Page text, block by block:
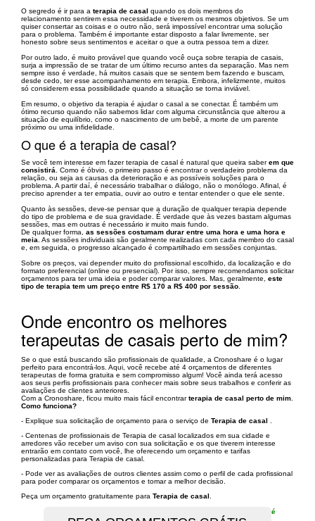
O segredo é ir para a terapia de casal quando os dois membros do
relacionamento sentirem essa necessidade e tiverem os mesmos objetivos. Se um
quiser consertar as coisas e o outro não, será impossível encontrar uma solução
para o problema. Também é importante estar disposto a falar livremente, ser
honesto sobre seus sentimentos e aceitar o que a outra pessoa tem a dizer.
Por outro lado, é muito provável que quando você ouça sobre terapia de casais,
surja a impressão de se tratar de um último recurso antes da separação. Mas nem
sempre isso é verdade, há muitos casais que se sentem bem fazendo e buscam,
desde cedo, ter esse acompanhamento em terapia. Embora, infelizmente, muitos
só considerem essa possibilidade quando a situação se torna inviável.
Em resumo, o objetivo da terapia é ajudar o casal a se conectar. É também um
ótimo recurso quando não sabemos lidar com alguma circunstância que alterou a
situação de equilíbrio, como o nascimento de um bebê, a morte de um parente
próximo ou uma infidelidade.
O que é a terapia de casal?
Se você tem interesse em fazer terapia de casal é natural que queira saberem que
consistirá . Como é óbvio, o primeiro passo é encontrar o verdadeiro problema da
relação, ou seja as causas da deterioração e as possíveis soluções para o
problema. A partir daí, é necessário trabalhar o diálogo, não o monólogo. Afinal, é
preciso aprender a ter empatia, ouvir ao outro e tentar entender o que ele sente.
Quanto às sessões, deve-se pensar que a duração de qualquer terapia depende
do tipo de problema e de sua gravidade. É verdade que às vezes bastam algumas
sessões, mas em outras é necessário ir muito mais fundo.
De qualquer forma, as sessões costumam durar entre uma hora e uma hora e
meia . As sessões individuais são geralmente realizadas com cada membro do casal
e, em seguida, o progresso alcançado é compartilhado em sessões conjuntas.
Sobre os preços, vai depender muito do profissional escolhido, da localização e do
formato preferencial (online ou presencial). Por isso, sempre recomendamos solicitar
orçamentos para ter uma ideia e poder comparar valores. Mas, geralmente, este
tipo de terapia tem um preço entre R$ 170 a R$ 400 por sessão
Onde encontro os melhores
terapeutas de casais perto de mim?
Se o que está buscando são profissionais de qualidade, a Cronoshare é o lugar
perfeito para encontrá-los. Aqui, você recebe até 4 orçamentos de diferentes
terapeutas de forma gratuita e sem compromisso algum! Você ainda terá acesso
aos seus perfis profissionais para conhecer mais sobre seus trabalhos e conferir as
avaliações de clientes anteriores.
Com a Cronoshare, ficou muito mais fácil encontrarterapia de casal perto de mim
Como funciona?
- Explique sua solicitação de orçamento para o serviço de Terapia de casal
- Centenas de profissionais de Terapia de casal localizados em sua cidade e
arredores vão receber um aviso con sua solicitação e os que tiverem interesse
entrarão em contato com você, lhe oferecendo um orçamento e tarifas
personalizadas para Terapia de casal.
- Pode ver as avaliações de outros clientes assim como o perfil de cada profissional
para poder comparar os orçamentos e tomar a melhor decisão.
Peça um orçamento gratuitamente para Terapia de casal
é